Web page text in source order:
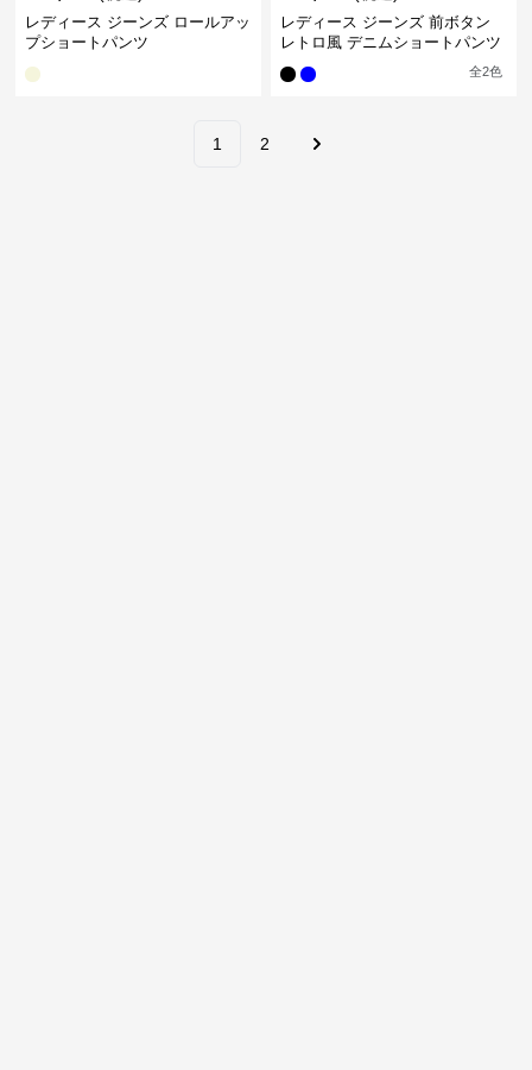
レディース ジーンズ ロールアッ
プショートパンツ
レディース ジーンズ 前ボタン
レトロ風 デニムショートパンツ
全2色
1 2